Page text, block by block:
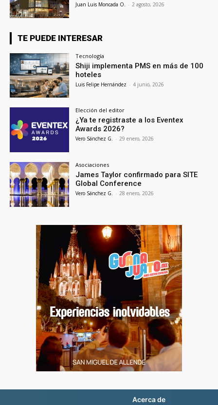
Juan Luis Moncada O. - 2 agosto, 2026
TE PUEDE INTERESAR
Tecnología
Shiji implementa PMS en más de 100
hoteles
Luis Felipe Hernández - 4 junio, 2026
Elección del editor
¿Ya te registraste a los Eventex
Awards 2026?
Vero Sánchez G. - 29 enero, 2026
Asociaciones
James Taylor confirmado para SITE
Global Conference
Vero Sánchez G. - 28 enero, 2026
Acerca de